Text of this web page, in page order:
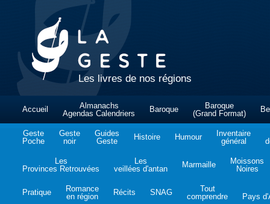
Les livres de nos régions
Accueil
Almanachs
Agendas Calendriers
Baroque
Baroque
(Grand Format)
Geste
Poche
Geste
noir
Guides
Geste
Histoire Humour
Inventaire
général
Les
Provinces Retrouvées
Les
veillées d'antan
Marmaille
Moissons
Noires
Pratique
Romance
en région
Récits SNAG
Tout
comprendre
Pays